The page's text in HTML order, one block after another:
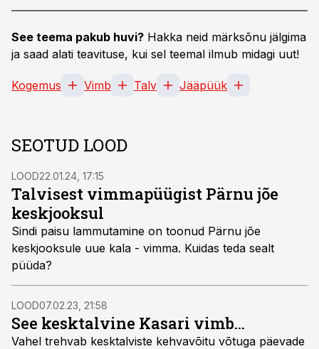
See teema pakub huvi? Hakka neid märksõnu jälgima
ja saad alati teavituse, kui sel teemal ilmub midagi uut!
Kogemus Vimb Talv Jääpüük
SEOTUD LOOD
LOOD22.01.24, 17:15
Talvisest vimmapüügist Pärnu jõe
keskjooksul
Sindi paisu lammutamine on toonud Pärnu jõe
keskjooksule uue kala - vimma. Kuidas teda sealt
püüda?
LOOD07.02.23, 21:58
See kesktalvine Kasari vimb...
Vahel trehvab kesktalviste kehvavõitu võtuga päevade